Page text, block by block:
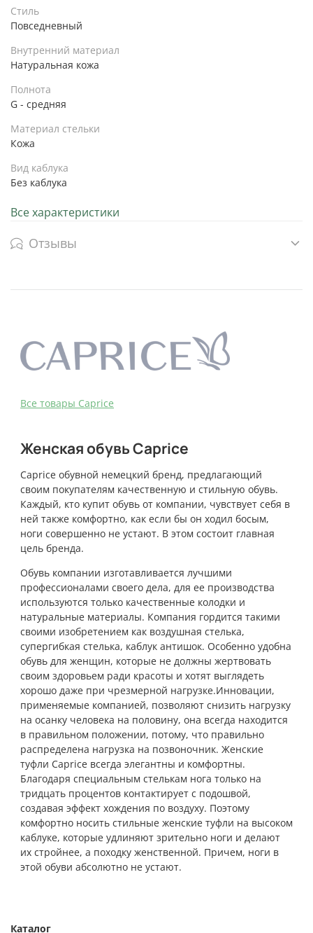
Стиль
Повседневный
Внутренний материал
Натуральная кожа
Полнота
G - средняя
Материал стельки
Кожа
Вид каблука
Без каблука
Все характеристики
Отзывы
Bce товары Caprice
Женская обувь Caprice
Caprice обувной немецкий бренд, предлагающий
своим покупателям качественную и стильную обувь.
Каждый, кто купит обувь от компании, чувствует себя в
ней также комфортно, как если бы он ходил босым,
ноги совершенно не устают. В этом состоит главная
цель бренда.
Обувь компании изготавливается лучшими
профессионалами своего дела, для ее производства
используются только качественные колодки и
натуральные материалы. Компания гордится такими
своими изобретением как воздушная стелька,
супергибкая стелька, каблук антишок. Особенно удобна
обувь для женщин, которые не должны жертвовать
своим здоровьем ради красоты и хотят выглядеть
хорошо даже при чрезмерной нагрузке.Инновации,
применяемые компанией, позволяют снизить нагрузку
на осанку человека на половину, она всегда находится
в правильном положении, потому, что правильно
распределена нагрузка на позвоночник. Женские
туфли Caprice всегда элегантны и комфортны.
Благодаря специальным стелькам нога только на
тридцать процентов контактирует с подошвой,
создавая эффект хождения по воздуху. Поэтому
комфортно носить стильные женские туфли на высоком
каблуке, которые удлиняют зрительно ноги и делают
их стройнее, а походку женственной. Причем, ноги в
этой обуви абсолютно не устают.
Каталог